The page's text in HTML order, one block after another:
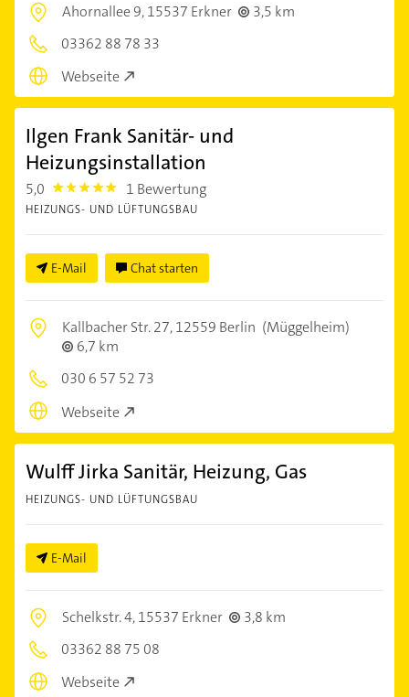
Ahornallee 9,15537 Erkner
3,5 km
03362 88 78 33
Webseite
Ilgen Frank Sanitär- und
Heizungsinstallation
5,0 5.0 1 Bewertung
HEIZUNGS- UND LÜFTUNGSBAU
E-Mail Chat starten
Kallbacher Str. 27,12559 Berlin (Müggelheim)
6,7 km
030 6 57 52 73
Webseite
Wulff Jirka Sanitär, Heizung, Gas
HEIZUNGS- UND LÜFTUNGSBAU
E-Mail
Schelkstr. 4,15537 Erkner
3,8 km
03362 88 75 08
Webseite